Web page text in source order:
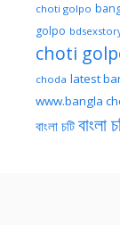
choti golpo
golpo
choti
choda latest
www.bangla
বাংলা চটি বাংলা